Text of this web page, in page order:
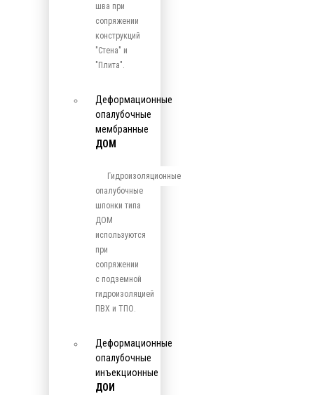
шва при
сопряжении
конструкций
"Стена" и
"Плита".
Деформационные
опалубочные
мембранные
ДОМ
Гидроизоляционные
опалубочные
шпонки типа
ДОМ
используются
при
сопряжении
с подземной
гидроизоляцией
ПВХ и ТПО.
Деформационные
опалубочные
инъекционные
ДОИ